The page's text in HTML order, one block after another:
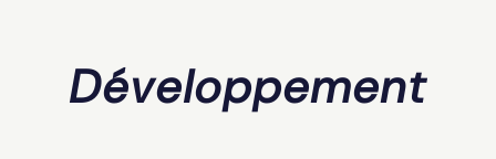
Développement